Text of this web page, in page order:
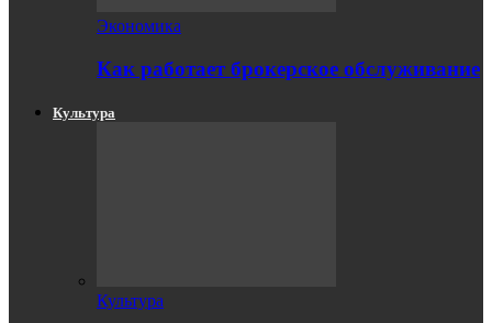
Экономика
Как работает брокерское обслуживание
Культура
Культура